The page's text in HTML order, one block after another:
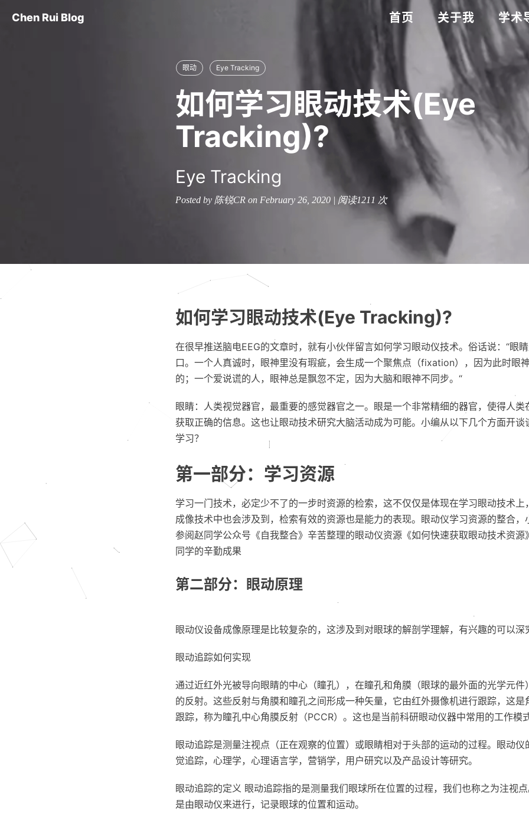
Chen Rui Blog 首页 关于我 学术
眼动 Eye Tracking
如何学习眼动技术(Eye
Tracking)?
Eye Tracking
Posted by 陈锐CR on February 26, 2020 | 阅读1211 次
如何学习眼动技术(Eye Tracking)?
在很早推送脑电EEG的文章时，就有小伙伴留言如何学习眼动仪技术。俗话说：“眼
口。一个人真诚时，眼神里没有瑕疵，会生成一个聚焦点（fixation），因为此时眼
的；一个爱说谎的人，眼神总是飘忽不定，因为大脑和眼神不同步。“
眼睛：人类视觉器官，最重要的感觉器官之一。眼是一个非常精细的器官，使得人类
获取正确的信息。这也让眼动技术研究大脑活动成为可能。小编从以下几个方面开谈
学习？
第一部分：学习资源
学习一门技术，必定少不了的一步时资源的检索，这不仅仅是体现在学习眼动技术上
成像技术中也会涉及到，检索有效的资源也是能力的表现。眼动仪学习资源的整合，
参阅赵同学公众号《自我整合》辛苦整理的眼动仪资源《如何快速获取眼动技术资源
同学的辛勤成果
第二部分：眼动原理
眼动仪设备成像原理是比较复杂的，这涉及到对眼球的解剖学理解，有兴趣的可以深
眼动追踪如何实现
通过近红外光被导向眼睛的中心（瞳孔），在瞳孔和角膜（眼球的最外面的光学元件
的反射。这些反射与角膜和瞳孔之间形成一种矢量，它由红外摄像机进行跟踪，这是
跟踪，称为瞳孔中心角膜反射（PCCR）。这也是当前科研眼动仪器中常用的工作模式
眼动追踪是测量注视点（正在观察的位置）或眼睛相对于头部的运动的过程。眼动仪
觉追踪，心理学，心理语言学，营销学，用户研究以及产品设计等研究。
眼动追踪的定义 眼动追踪指的是测量我们眼球所在位置的过程，我们也称之为注视
是由眼动仪来进行，记录眼球的位置和运动。